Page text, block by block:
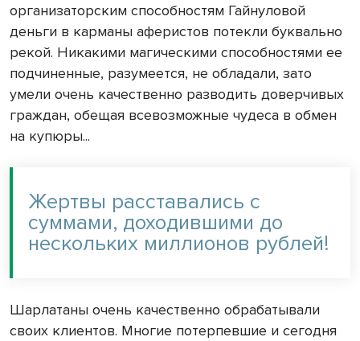
организаторским способностям Гайнуловой
деньги в карманы аферистов потекли буквально
рекой. Никакими магическими способностями ее
подчиненные, разумеется, не обладали, зато
умели очень качественно разводить доверчивых
граждан, обещая всевозможные чудеса в обмен
на купюры...
Жертвы расставались с
суммами, доходившими до
нескольких миллионов рублей!
Шарлатаны очень качественно обрабатывали
своих клиентов. Многие потерпевшие и сегодня